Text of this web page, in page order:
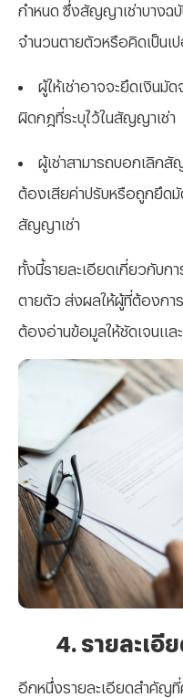
กำหนด ซึ่งสัญญาเช่าบางฉบั
จำนวนตายตัวหรือคิดเป็นเป
ผู้ให้เช่าอาจจะยึดเงินมั
ผิดกฎที่ระบุไว้ในสัญญาเช่า
ผู้เช่าสามารถบอกเลิกสั
ต้องเสียค่าปรับหรือถูกยึดมั
สัญญาเช่า
ทั้งนี้รายละเอียดเกี่ยวกับก
ตายตัว ส่งผลให้ผู้ที่ต้องการ
ต้องอ่านข้อมูลให้ชัดเจนแล
4. รายละเอี
อีกหนึ่งรายละเอียดสำคัญ